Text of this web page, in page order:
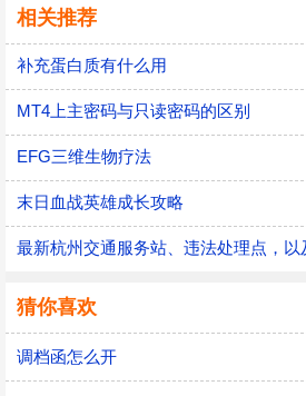
相关推荐
补充蛋白质有什么用
MT4上主密码与只读密码的区别
EFG三维生物疗法
末日血战英雄成长攻略
猜你喜欢
调档函怎么开